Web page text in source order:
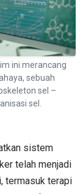
ini merancang
sebuah
sel –
sel.
sistem
telah menjadi
termasuk terapi